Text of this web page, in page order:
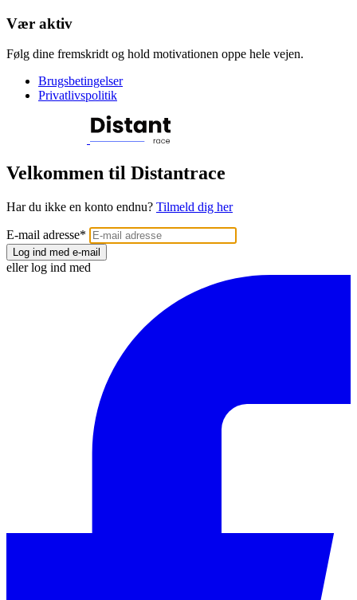
Vær aktiv
Følg dine fremskridt og hold motivationen oppe hele vejen.
Brugsbetingelser
Privatlivspolitik
Velkommen til Distantrace
Har du ikke en konto endnu? Tilmeld dig her
E-mail adresse*
Log ind med e-mail
eller log ind med